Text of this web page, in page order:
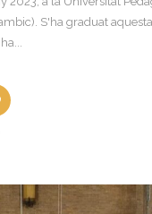
S'ha graduat aquesta